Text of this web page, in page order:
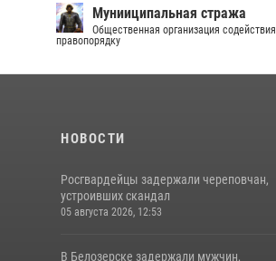
Мунииципальная стража
Общественная организация содействия
правопорядку
НОВОСТИ
Росгвардейцы задержали череповчан,
устроивших скандал
05 августа 2026, 12:53
В Белозерске задержали мужчин,